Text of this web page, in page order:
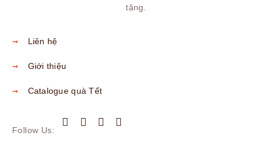
tặng.
Liên hệ
Giới thiệu
Catalogue quà Tết
Follow Us: